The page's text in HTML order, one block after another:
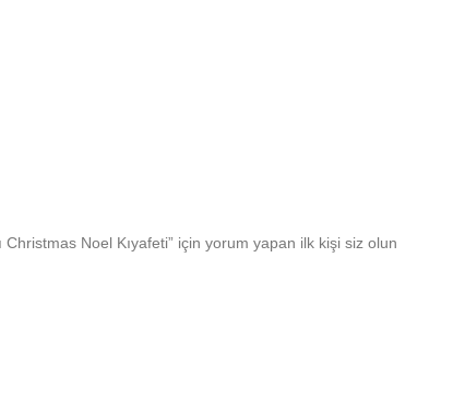
Christmas Noel Kıyafeti” için yorum yapan ilk kişi siz olun